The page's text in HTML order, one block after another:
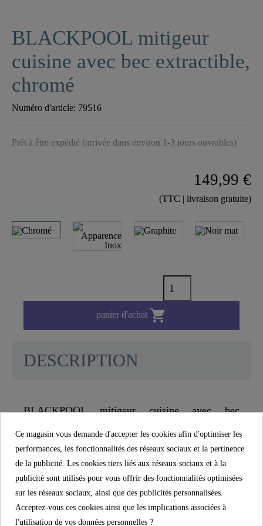
BLACKPOOL mitigeur
cuisine avec bec extractible,
chromé
Numéro d'article: 79516
Prêt à être expédié (arrivée dans environ 1-3 jours ouvrables)
149,99 €
(TTC | livraison gratuite)
panier d'achat 
DESCRIPTION
BLACKPOOL mitigeur cuisine avec bec
Agir pour préserver les ressources, même à petite
échelle ? Alors ce mitigeur monocommande avec
fonction de démarrage à eau froide est exactement
ce qu'il vous faut, car lorsque le levier de
commande est en position verticale il ne permet
Ce magasin vous demande d'accepter les cookies afin d'optimiser les
performances, les fonctionnalités des réseaux sociaux et la pertinence
de la publicité. Les cookies tiers liés aux réseaux sociaux et à la
publicité sont utilisés pour vous offrir des fonctionnalités optimisées
sur les réseaux sociaux, ainsi que des publicités personnalisées.
Acceptez-vous ces cookies ainsi que les implications associées à
l'utilisation de vos données personnelles ?